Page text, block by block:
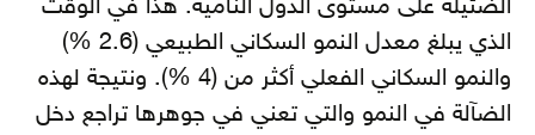
الضئيلة على مستوى الدول النامية. هذا في الوقت
الذي يبلغ معدل النمو السكاني الطبيعي (2.6 %)
والنمو السكاني الفعلي أكثر من (4 %). ونتيجة لهذه
الضآلة في النمو والتي تعني في جوهرها تراجع دخل